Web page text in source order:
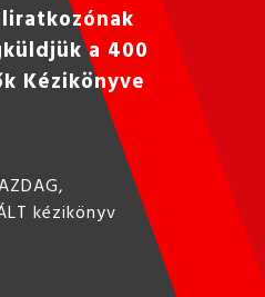
a 400
Kézikönyve
kézikönyv